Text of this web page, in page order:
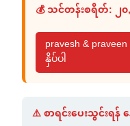
💰 သင်တန်းစရိတ်: ၂၀
pravesh &
နှိပ်ပါ
⚠️ စာရင်းပေးသွင်းရ